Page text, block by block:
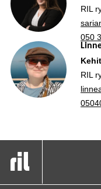
RIL
050
RIL